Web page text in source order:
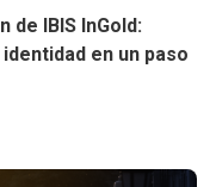
de IBIS InGold:
en un paso